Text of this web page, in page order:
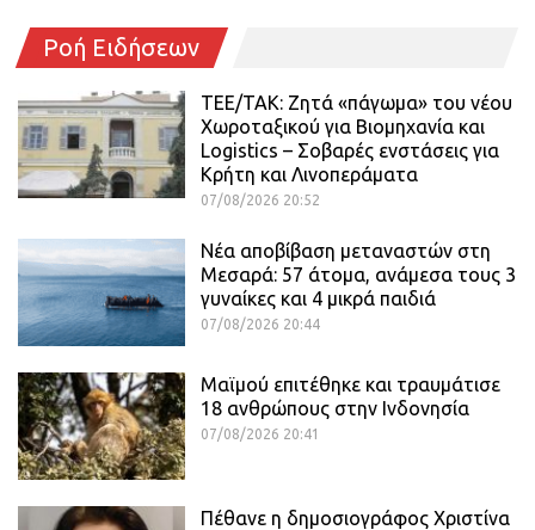
Ροή Ειδήσεων
ΤΕΕ/ΤΑΚ: Ζητά «πάγωμα» του νέου
Χωροταξικού για Βιομηχανία και
Logistics – Σοβαρές ενστάσεις για
Κρήτη και Λινοπεράματα
07/08/2026 20:52
Νέα αποβίβαση μεταναστών στη
Μεσαρά: 57 άτομα, ανάμεσα τους 3
γυναίκες και 4 μικρά παιδιά
07/08/2026 20:44
Μαϊμού επιτέθηκε και τραυμάτισε
18 ανθρώπους στην Ινδονησία
07/08/2026 20:41
Πέθανε η δημοσιογράφος Χριστίνα